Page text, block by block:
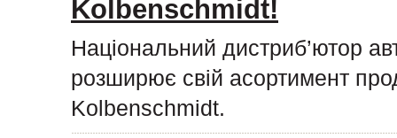
Kolbenschmidt!
Національний дистриб’ютор
розширює свій асортимент
Kolbenschmidt.